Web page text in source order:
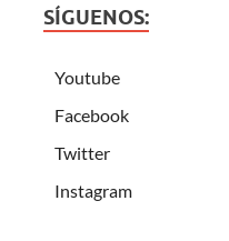
SÍGUENOS:
Youtube
Facebook
Twitter
Instagram